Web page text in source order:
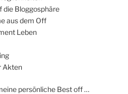
die Bloggosphäre
aus dem Off
Leben
Akten
persönliche Best off …